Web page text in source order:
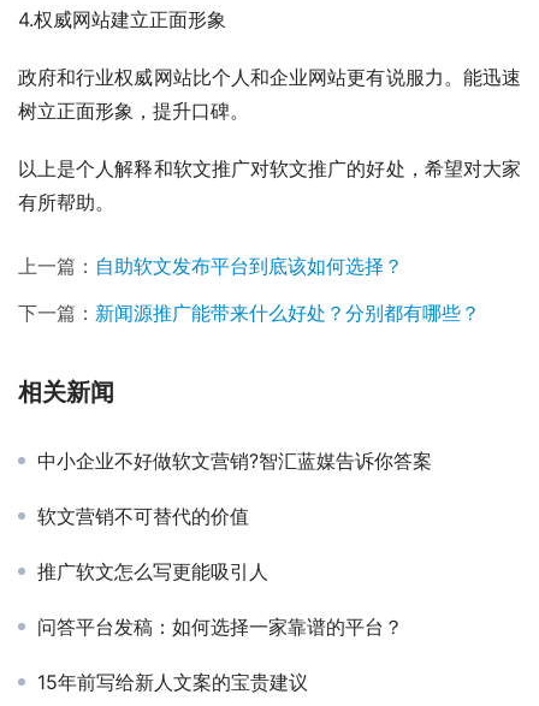
4.权威网站建立正面形象
政府和行业权威网站比个人和企业网站更有说服力。能迅速
树立正面形象，提升口碑。
以上是个人解释和软文推广对软文推广的好处，希望对大家
有所帮助。
上一篇： 自助软文发布平台到底该如何选择？
下一篇： 新闻源推广能带来什么好处？分别都有哪些？
相关新闻
中小企业不好做软文营销?智汇蓝媒告诉你答案
软文营销不可替代的价值
推广软文怎么写更能吸引人
问答平台发稿：如何选择一家靠谱的平台？
15年前写给新人文案的宝贵建议